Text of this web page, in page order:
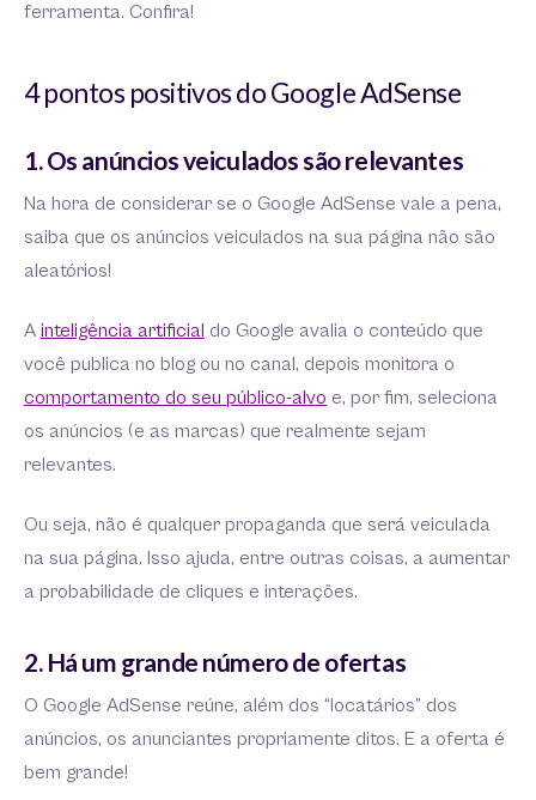
ferramenta. Confira!
4 pontos positivos do Google AdSense
1. Os anúncios veiculados são relevantes
Na hora de considerar se o Google AdSense vale a pena,
saiba que os anúncios veiculados na sua página não são
aleatórios!
A inteligência artificial do Google avalia o conteúdo que
você publica no blog ou no canal, depois monitora o
comportamento do seu público-alvo e, por fim, seleciona
os anúncios (e as marcas) que realmente sejam
relevantes.
Ou seja, não é qualquer propaganda que será veiculada
na sua página. Isso ajuda, entre outras coisas, a aumentar
a probabilidade de cliques e interações.
2. Há um grande número de ofertas
O Google AdSense reúne, além dos “locatários” dos
anúncios, os anunciantes propriamente ditos. E a oferta é
bem grande!